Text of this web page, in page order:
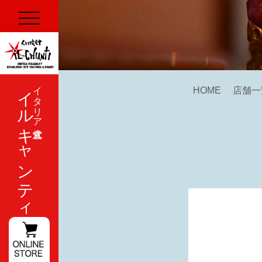
イタリア式食堂
イルキャンティ HOME 店舗